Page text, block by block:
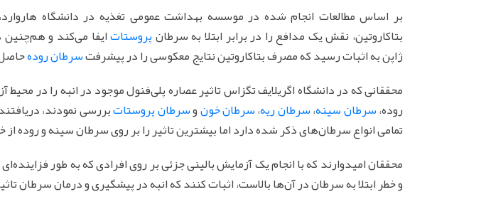
بر اساس مطالعات انجام شده در موسسه بهداشت عمومی تغذیه در دانشگاه
بتاکاروتین، نقش یک مدافع را در برابر ابتلا به سرطانپروستاتایفا می‌کند و هم‌چنین
ژاپن به اثبات رسید که مصرف بتاکاروتین نتایج معکوسی را در پیشرفتسرطان روده
محققانی که در دانشگاه اگریلایف تگزاس تاثیر عصاره پلی‌فنول موجود در انبه را در
روده،سرطان سینه،سرطان ریه،سرطان خونوسرطان پروستاتبررسی نمودند،
تمامی انواع سرطان‌های ذکر شده دارد اما بیشترین تاثیر را بر روی سرطان سینه و روده
محققان امیدوارند که با انجام یک آزمایش بالینی جزئی بر روی افرادی که به طور فزاینده‌ای
و خطر ابتلا به سرطان در آن‌ها بالاست، اثبات کنند که انبه در پیشگیری و درمان سرطان